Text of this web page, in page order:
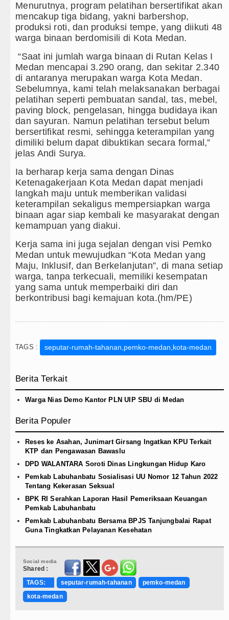
Menurutnya, program pelatihan bersertifikat akan
mencakup tiga bidang, yakni barbershop,
produksi roti, dan produksi tempe, yang diikuti 48
warga binaan berdomisili di Kota Medan.
“Saat ini jumlah warga binaan di Rutan Kelas I
Medan mencapai 3.290 orang, dan sekitar 2.340
di antaranya merupakan warga Kota Medan.
Sebelumnya, kami telah melaksanakan berbagai
pelatihan seperti pembuatan sandal, tas, mebel,
paving block, pengelasan, hingga budidaya ikan
dan sayuran. Namun pelatihan tersebut belum
bersertifikat resmi, sehingga keterampilan yang
dimiliki belum dapat dibuktikan secara formal,”
jelas Andi Surya.
Ia berharap kerja sama dengan Dinas
Ketenagakerjaan Kota Medan dapat menjadi
langkah maju untuk memberikan validasi
keterampilan sekaligus mempersiapkan warga
binaan agar siap kembali ke masyarakat dengan
kemampuan yang diakui.
Kerja sama ini juga sejalan dengan visi Pemko
Medan untuk mewujudkan “Kota Medan yang
Maju, Inklusif, dan Berkelanjutan”, di mana setiap
warga, tanpa terkecuali, memiliki kesempatan
yang sama untuk memperbaiki diri dan
berkontribusi bagi kemajuan kota.(hm/PE)
TAGS : seputar-rumah-tahanan,pemko-medan,kota-medan
Berita Terkait
Warga Nias Demo Kantor PLN UIP SBU di Medan
Berita Populer
Reses ke Asahan, Junimart Girsang Ingatkan KPU Terkait
KTP dan Pengawasan Bawaslu
DPD WALANTARA Soroti Dinas Lingkungan Hidup Karo
Pemkab Labuhanbatu Sosialisasi UU Nomor 12 Tahun 2022
Tentang Kekerasan Seksual
BPK RI Serahkan Laporan Hasil Pemeriksaan Keuangan
Pemkab Labuhanbatu
Pemkab Labuhanbatu Bersama BPJS Tanjungbalai Rapat
Guna Tingkatkan Pelayanan Kesehatan
Social media
Shared :
TAGS:
seputar-rumah-tahanan
pemko-medan
kota-medan